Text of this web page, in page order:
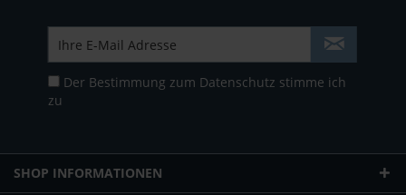
Der Bestimmung zum Datenschutz stimme ich
zu
SHOP INFORMATIONEN